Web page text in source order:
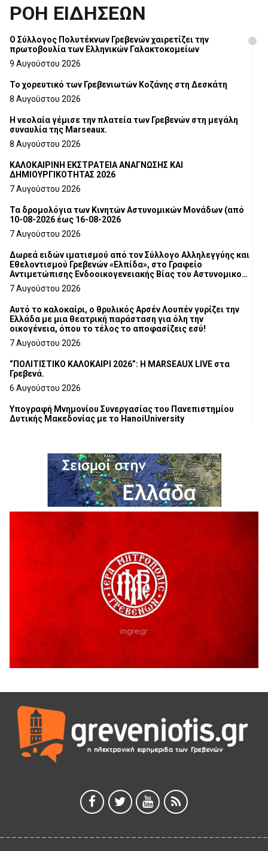
ΡΟΗ ΕΙΔΗΣΕΩΝ
Ο Σύλλογος Πολυτέκνων Γρεβενών χαιρετίζει την
πρωτοβουλία των Ελληνικών Γαλακτοκομείων
9 Αυγούστου 2026
Το χορευτικό των Γρεβενιωτών Κοζάνης στη Δεσκάτη
8 Αυγούστου 2026
Η νεολαία γέμισε την πλατεία των Γρεβενών στη μεγάλη
συναυλία της Marseaux.
8 Αυγούστου 2026
ΚΑΛΟΚΑΙΡΙΝΗ ΕΚΣΤΡΑΤΕΙΑ ΑΝΑΓΝΩΣΗΣ ΚΑΙ
ΔΗΜΙΟΥΡΓΙΚΟΤΗΤΑΣ 2026
7 Αυγούστου 2026
Τα δρομολόγια των Κινητών Αστυνομικών Μονάδων (από
10-08-2026 έως 16-08-2026
7 Αυγούστου 2026
Δωρεά ειδών ιματισμού από τον Σύλλογο Αλληλεγγύης και
Εθελοντισμού Γρεβενών «Ελπίδα», στο Γραφείο
Αντιμετώπισης Ενδοοικογενειακής Βίας του Αστυνομικού
Τμήματος Γρεβενών
7 Αυγούστου 2026
Αυτό το καλοκαίρι, ο θρυλικός Αρσέν Λουπέν γυρίζει την
Ελλάδα με μια θεατρική παράσταση για όλη την
οικογένεια, όπου το τέλος το αποφασίζεις εσύ!
7 Αυγούστου 2026
“ΠΟΛΙΤΙΣΤΙΚΟ ΚΑΛΟΚΑΙΡΙ 2026”: Η MARSEAUX LIVE στα
Γρεβενά.
6 Αυγούστου 2026
Υπογραφή Μνημονίου Συνεργασίας του Πανεπιστημίου
Δυτικής Μακεδονίας με το HanoiUniversity
Σε απόγνωση λόγω αδέσποτων
6 Αυγούστου 2026
ΔΙΑΚΟΠΗ ΗΛΕΚΤΡΙΚΟΥ ΡΕΥΜΑΤΟΣ
6 Αυγούστου 2026
Ολοκληρώνεται η ασφαλτόστρωση της οδού Περιβόλι –
Αβδέλλα
H παραδοχή λαθών είναι (και) δύναμη
5 Αυγούστου 2026
Ο ΑΝΔΡΕΑΣ ΑΣΛΑΝΙΔΗΣ ΣΥΝΕΧΙΖΕΙ ΣΤΟΝ ΠΡΩΤΕΑ
ΓΡΕΒΕΝΩΝ
5 Αυγούστου 2026
Ευχαριστήριο Εκπολιτιστικού Συλλόγου Ταξιάρχη προς κ.
Παρασχάκη Αθανάσιο
Διακοπή υδροδότησης του Α΄ κλάδου ύδρευσης
5 Αυγούστου 2026
Η Marseaux στα Γρεβενά για μια μοναδική συναυλία
5 Αυγούστου 2026
Θερινό Σινεμά στο πλαίσιο του «Πολιτιστικού
5 Αυγούστου 2026